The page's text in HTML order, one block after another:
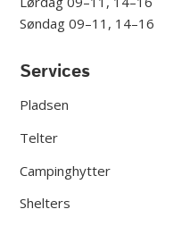
Søndag 09–11, 14–16
Services
Pladsen
Telter
Campinghytter
Shelters